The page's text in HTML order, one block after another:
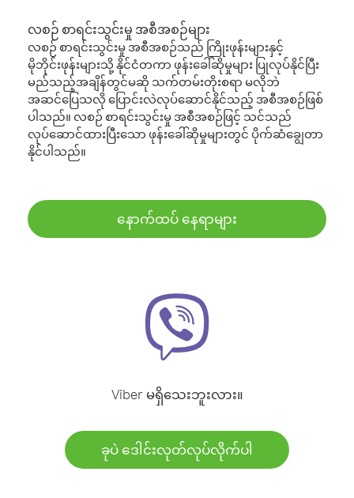
လစဉ် စာရင်းသွင်းမှု အစီအစဉ်များ
လစဉ် စာရင်းသွင်းမှု အစီအစဉ်သည် ကြိုးဖုန်းများနှင့်
မိုဘိုင်းဖုန်းများသို့ နိုင်ငံတကာ ဖုန်းခေါ်ဆိုမှုများ ပြုလုပ်နိုင်ပြီး
မည်သည့်အချိန်တွင်မဆို သက်တမ်းတိုးစရာ မလိုဘဲ
အဆင်ပြေသလို ပြောင်းလဲလုပ်ဆောင်နိုင်သည့် အစီအစဉ်ဖြစ်
ပါသည်။ လစဉ် စာရင်းသွင်းမှု အစီအစဉ်ဖြင့် သင်သည်
လုပ်ဆောင်ထားပြီးသော ဖုန်းခေါ်ဆိုမှုများတွင် ပိုက်ဆံချွေတာ
နိုင်ပါသည်။
နောက်ထပ် နေရာများ
Viber မရှိသေးဘူးလား။
ခုပဲ ဒေါင်းလုတ်လုပ်လိုက်ပါ